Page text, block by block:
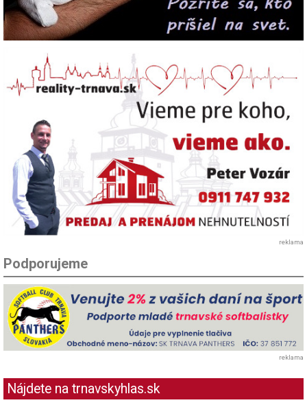
reklama
Podporujeme
reklama
Nájdete na trnavskyhlas.sk